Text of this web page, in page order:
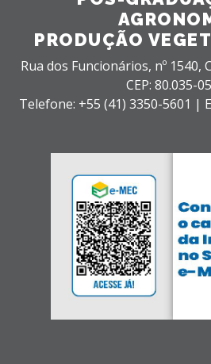
PRODUÇÃO
Rua dos Funcionários, nº 1540,
CEP: 80.035-
Telefone: +55 (41) 3350-5601 |